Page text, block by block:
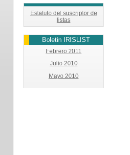
Estatuto del suscriptor de
listas
Boletin IRISLIST
Febrero 2011
Julio 2010
Mayo 2010